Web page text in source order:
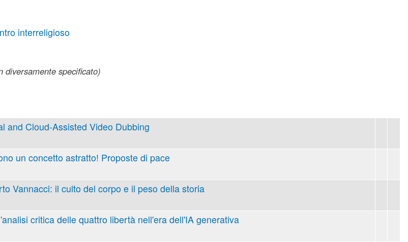
interreligioso
diversamente specificato)
and Cloud-Assisted Video Dubbing
un concetto astratto! Proposte di pace
Vannacci: il culto del corpo e il peso della storia
critica delle quattro libertà nell'era dell'IA generativa